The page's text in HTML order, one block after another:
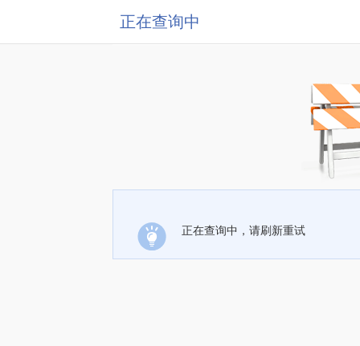
正在查询中
正在查询中，请刷新重试